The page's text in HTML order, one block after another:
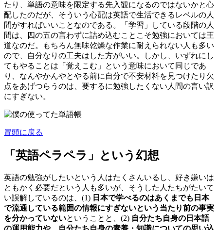
たり、単語の意味を限定する先入観になるのではないかと心
配したのだが、そういう心配は英語で生活できるレベルの人
間がすればいいことなのである。「学習」している段階の人
間は、四の五の言わずに詰め込むことこそ勉強においては王
道なのだ。もちろん無味乾燥な作業に耐えられない人も多い
ので、自分なりの工夫はした方がいい。しかし、いずれにし
てもやることは「覚えこむ」という意味において同じであ
り、なんやかんやとやる前に自分で不安材料を見つけたり欠
点をあげつらうのは、要するに勉強したくない人間の言い訳
にすぎない。
冒頭に戻る
「英語ペラペラ」という幻想
英語の勉強がしたいという人はたくさんいるし、好き嫌いは
ともかく必要だという人も多いが、そうした人たちがたいて
い誤解しているのは、(1) 日本で学べるのはあくまでも日本
で流通している範囲の情報にすぎないという当たり前の事実
を分かっていないということと、(2) 自分たち自身の日本語
の運用能力や、自分たち自身の素養・知識についての思い込